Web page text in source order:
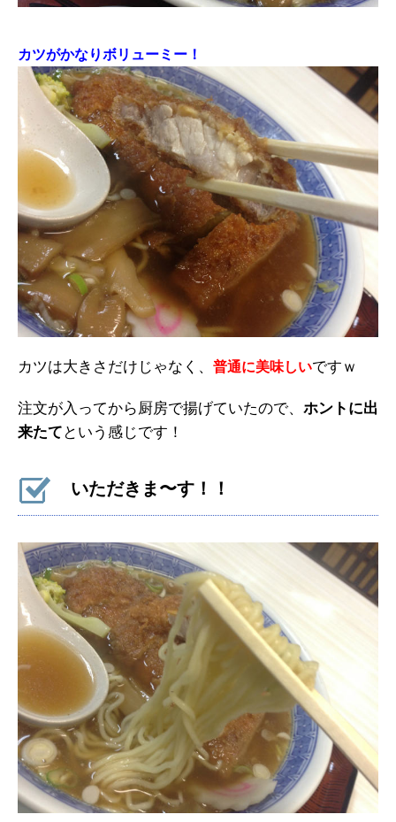
カツがかなりボリューミー！
カツは大きさだけじゃなく、 普通に美味しいですｗ
注文が入ってから厨房で揚げていたので、 ホントに出
来たて という感じです！
いただきま〜す！！